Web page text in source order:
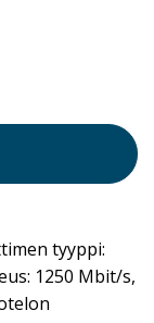
tyyppi:
1250 Mbit/s,